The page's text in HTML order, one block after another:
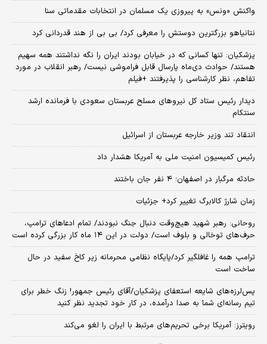
واکنش «ونس» به پیروزی یک مسلمان در انتخابات مقدماتی سنا
نتانیاهو بزرگترین دوستش را معرفی کرد/ بی بی از هند قدردانی کرد
پزشکیان: تنها کسانی که در خیابان بودند ایران را نگه نداشتند همه سهیم
هستند/ حوادث دی‌ماه پارسال قابل فراموشی نیست/ رهبر انقلاب در مورد
تفاهم، نظر کارشناسی را پذیرفتند +فیلم
دیدار رئیس ستاد کل نیروهای مسلح عربستان سعودی با فرمانده ارشد
سنتکام
انتقاد تند وزیر خارجه عربستان از اسرائیل
رئیس کمیسیون امنیت ملی به آمریکا هشدار داد
حادثه مرگبار در اصفهان؛ ۴ نفر جان باختند
زمان شارژ کالابرگ تغییر کرد+ جزئیات
روحانی: رهبر شهید هیچ‌وقت دنبال جنگ نبودند/ تمام ادعاهای ترامپ،
حرف‌های توخالی و بلوف است/ دولت در این ۱۴ ماه کار بزرگی کرده است
ترامپ همه را غافلگیر کرد/پایگاه نظامی محرمانه زیر کاخ سفید در حال
ساخت است
پس‌لرزه‌های شایعه استعفای پزشکیان/آقای رئیس جمهور! زنگ خطر برای
تیم رسانه‌ای شما به صدا درآمده، در کار خود تجدید نظر کنید
رویترز: آمریکا برخی تحریم‌های مرتبط با ایران را لغو می‌کند